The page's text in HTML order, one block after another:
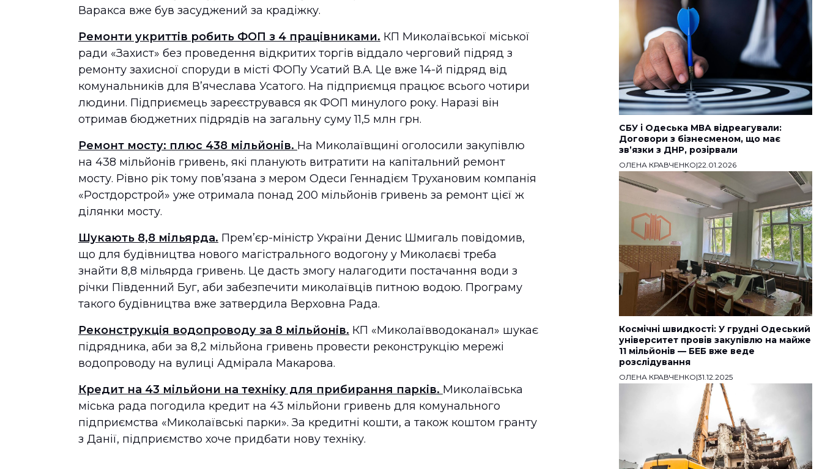
Варакса вже був засуджений за крадіжку.
Ремонти укриттів робить ФОП з 4 працівниками. КП Миколаївської міської
ради «Захист» без проведення відкритих торгів віддало черговий підряд з
ремонту захисної споруди в місті ФОПу Усатий В.А. Це вже 14-й підряд від
комунальників для В’ячеслава Усатого. На підприємця працює всього чотири
людини. Підприємець зареєструвався як ФОП минулого року. Наразі він
отримав бюджетних підрядів на загальну суму 11,5 млн грн.
Ремонт мосту: плюс 438 мільйонів. На Миколаївщині оголосили закупівлю
на 438 мільйонів гривень, які планують витратити на капітальний ремонт
мосту. Рівно рік тому пов’язана з мером Одеси Геннадієм Трухановим компанія
«Ростдорстрой» уже отримала понад 200 мільйонів гривень за ремонт цієї ж
ділянки мосту.
Шукають 8,8 мільярда. Прем’єр-міністр України Денис Шмигаль повідомив,
що для будівництва нового магістрального водогону у Миколаєві треба
знайти 8,8 мільярда гривень. Це дасть змогу налагодити постачання води з
річки Південний Буг, аби забезпечити миколаївців питною водою. Програму
такого будівництва вже затвердила Верховна Рада.
Реконструкція водопроводу за 8 мільйонів. КП «Миколаївводоканал» шукає
підрядника, аби за 8,2 мільйона гривень провести реконструкцію мережі
водопроводу на вулиці Адмірала Макарова.
Кредит на 43 мільйони на техніку для прибирання парків. Миколаївська
міська рада погодила кредит на 43 мільйони гривень для комунального
підприємства «Миколаївські парки». За кредитні кошти, а також коштом гранту
з Данії, підприємство хоче придбати нову техніку.
СБУ і Одеська МВА відреагували:
Договори з бізнесменом, що має
звʼязки з ДНР, розірвали
ОЛЕНА КРАВЧЕНКО|22.01.2026
Космічні швидкості: У грудні Одеський
університет провів закупівлю на майже
11 мільйонів — БЕБ вже веде
розслідування
ОЛЕНА КРАВЧЕНКО|31.12.2025